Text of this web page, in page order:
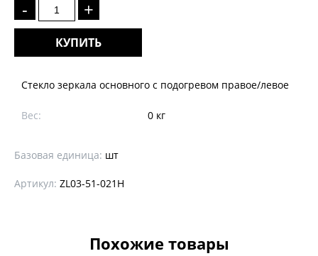
- +
КУПИТЬ
Стекло зеркала основного с подогревом правое/левое
Вес: 0 кг
Базовая единица: шт
Артикул: ZL03-51-021H
Похожие товары